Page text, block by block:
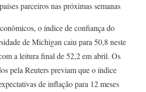
parceiros nas próximas semanas
o índice de confiança do
de Michigan caiu para 50,8 neste
a leitura final de 52,2 em abril. Os
pela Reuters previam que o índice
de inflação para 12 meses